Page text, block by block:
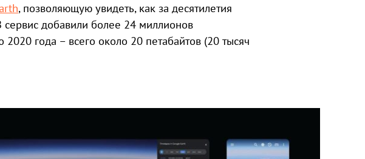
, позволяющую увидеть, как за десятилетия
добавили более 24 миллионов
года – всего около 20 петабайтов (20 тысяч